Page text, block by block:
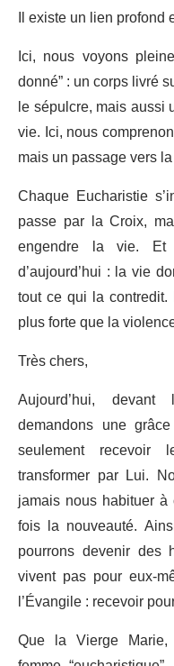
Il existe un lien profond
Ici, nous voyons
donné” : un corps livré
le sépulcre, mais
vie. Ici, nous
mais un passage vers
Chaque Eucharistie
passe par la Croix,
engendre la vie.
d’aujourd’hui : la vie
tout ce qui la
plus forte que la
Très chers,
Aujourd’hui,
demandons une
seulement
transformer par Lui.
jamais nous habituer
fois la nouveauté.
pourrons devenir
vivent pas pour eux-
l’Évangile : recevoir
Que la Vierge